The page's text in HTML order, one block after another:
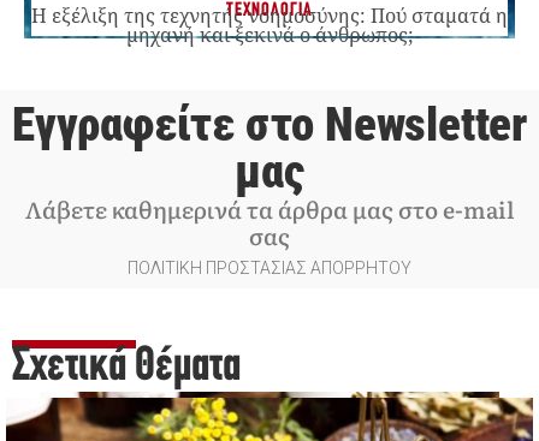
ΤΕΧΝΟΛΟΓΙΑ
Η εξέλιξη της τεχνητής νοημοσύνης: Πού σταματά η
μηχανή και ξεκινά ο άνθρωπος;
Εγγραφείτε στο Newsletter
μας
Λάβετε καθημερινά τα άρθρα μας στο e-mail
σας
ΠΟΛΙΤΙΚΗ ΠΡΟΣΤΑΣΙΑΣ ΑΠΟΡΡΗΤΟΥ
Σχετικά Θέματα